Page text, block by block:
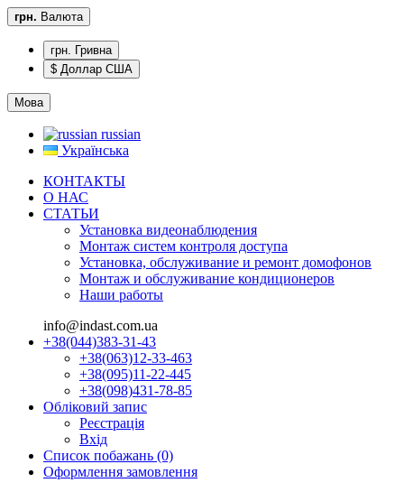
грн. Валюта
грн. Гривна
$ Доллар США
Мова
russian
Українська
КОНТАКТЫ
О НАС
CТАТЬИ
Установка видеонаблюдения
Монтаж систем контроля доступа
Установка, обслуживание и ремонт домофонов
Монтаж и обслуживание кондиционеров
Наши работы
info@indast.com.ua
+38(044)383-31-43
+38(063)12-33-463
+38(095)11-22-445
+38(098)431-78-85
Обліковий запис
Реєстрація
Вхід
Список побажань (0)
Оформлення замовлення